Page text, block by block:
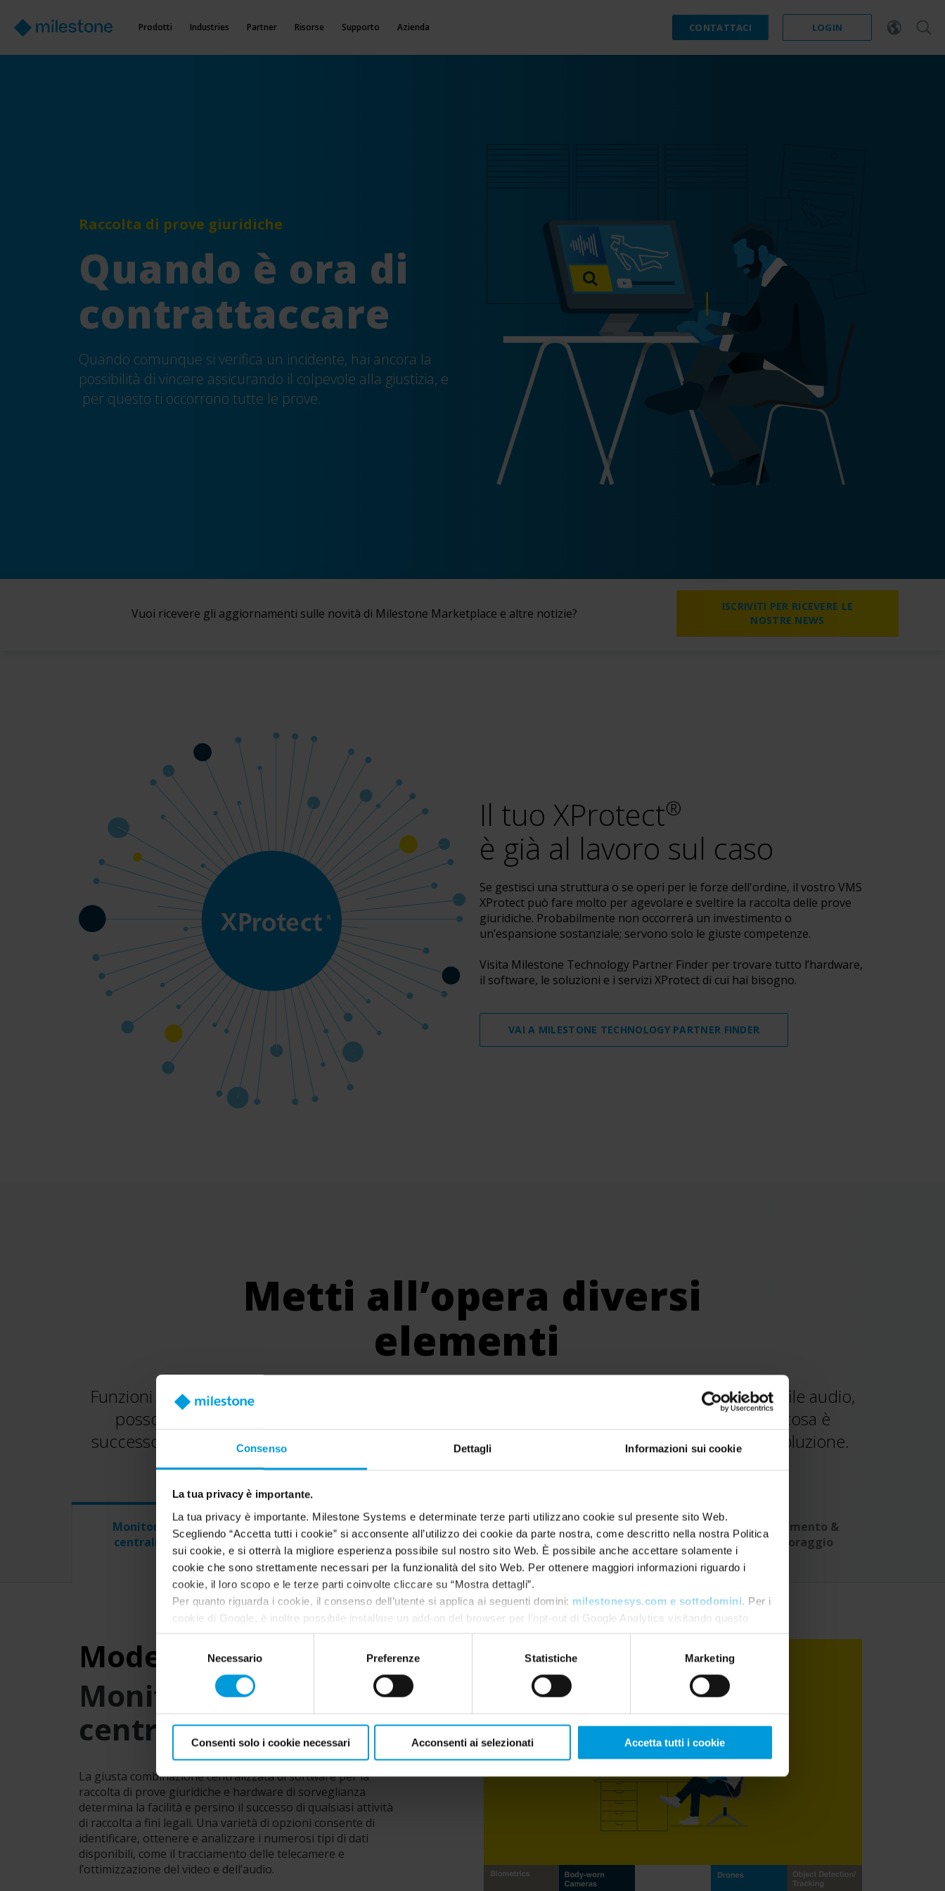
Consenso Dettagli Informazioni sui cookie
La tua privacy è importante.
La tua privacy è importante. Milestone Systems e determinate terze parti utilizzano cookie sul presente sito Web.
Scegliendo “Accetta tutti i cookie” si acconsente all’utilizzo dei cookie da parte nostra, come descritto nella nostra Politica
sui cookie, e si otterrà la migliore esperienza possibile sul nostro sito Web. È possibile anche accettare solamente i
cookie che sono strettamente necessari per la funzionalità del sito Web. Per ottenere maggiori informazioni riguardo i
cookie, il loro scopo e le terze parti coinvolte cliccare su “Mostra dettagli”.
Per quanto riguarda i cookie, il consenso dell’utente si applica ai seguenti domini: milestonesys.com e sottodomini. Per i
cookie di Google, è inoltre possibile installare un add-on del browser per l’opt-out di Google Analytics visitando questo
indirizzo:https://tools.google.com/dlpage/gaoptout?hl=en-GB. È sempre possibilemodificare il consenso.
del
Necessario Preferenze Statistiche Marketing
Consenti solo i cookie necessari Acconsenti ai selezionati Accetta tutti i cookie
Prodotti Industries Partner Risorse Supporto Azienda CONTATTACI LOGIN
Raccolta di prove giuridiche
Quando è ora di
contrattaccare
Quando comunque si verifica un incidente, hai ancora la
possibilità di vincere assicurando il colpevole alla giustizia, e
per questo ti occorrono tutte le prove.
Vuoi ricevere gli aggiornamenti sulle novità di Milestone Marketplace e altre notizie?
ISCRIVITI PER RICEVERE LE
NOSTRE NEWS
Il tuo XProtect®
è già al lavoro sul caso
Se gestisci una struttura o se operi per le forze dell'ordine, il vostro VMS
XProtect può fare molto per agevolare e sveltire la raccolta delle prove
giuridiche. Probabilmente non occorrerà un investimento o
un’espansione sostanziale; servono solo le giuste competenze.
Visita Milestone Technology Partner Finder per trovare tutto l’hardware,
il software, le soluzioni e i servizi XProtect di cui hai bisogno.
VAI A MILESTONE TECHNOLOGY PARTNER FINDER
Metti all’opera diversi
elementi
Funzioni come la modalità riproduzione intelligente, così come le informazioni degliallarmi e i file audio,
possono accelerare
La giusta combinazione è essenziale per capire cosa è
successo e prevenire in potenza incidenti simili.
Scopri come ottenerla conquestimodelli di soluzione.
Monitoraggio
centralizzato
Tecnologia di
rilevamento &
dissuasione
Indagini Sorveglianza
Tracciamento &
monitoraggio
Modello disoluzione:
Monitoraggio
centralizzato
La giusta combinazione centralizzata di software per la
raccolta di prove giuridiche e hardware di sorveglianza
determina la facilità e persino il successo di qualsiasi attività
di raccolta a fini legali. Una varietà di opzioni consente di
identificare, ottenere e analizzare i numerosi tipi di dati
disponibili, come il tracciamento delle telecamere e
l’ottimizzazione del video e dell’audio.